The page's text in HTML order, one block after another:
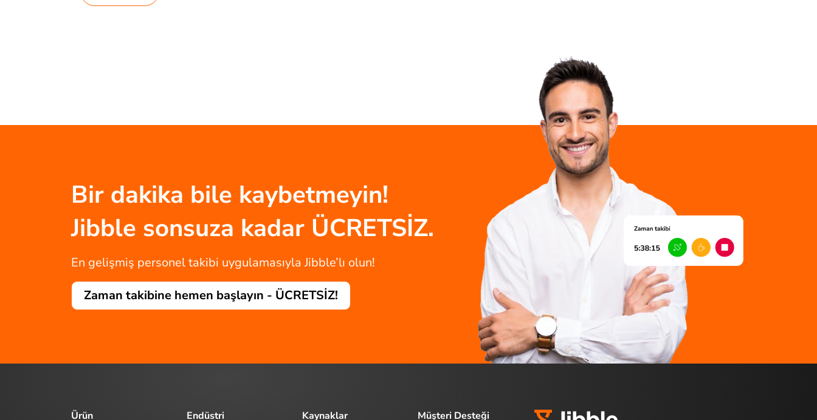
Bir dakika bile kaybetmeyin!
Jibble sonsuza kadar ÜCRETSİZ.
En gelişmiş personel takibi uygulamasıyla Jibble’lı olun!
Zaman takibine hemen başlayın - ÜCRETSİZ!
Ürün Endüstri Kaynaklar Müşteri Desteği